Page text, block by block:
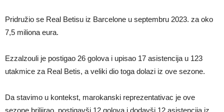
Pridružio se Real Betisu iz Barcelone u septembru 2023. za oko
7,5 miliona eura.
Ezzalzouli je postigao 26 golova i upisao 17 asistencija u 123
utakmice za Real Betis, a veliki dio toga dolazi iz ove sezone.
Da stavimo u kontekst, marokanski reprezentativac je ove
sezone briljirao, postigavši 12 golova i dodavši 12 asistencija iz